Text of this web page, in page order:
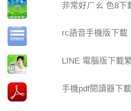
非常好ㄏㄠ 色8下
rc語音手機版下載
LINE 電腦版下載
手機pdf閱讀器下